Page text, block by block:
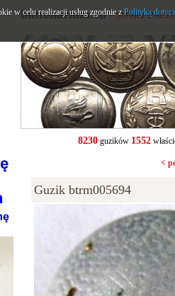
buttonarium.eu- Strona
8230guzików 1552
<
Guzik btrm005694
w celu realizacji usług zgodnie zPolityką